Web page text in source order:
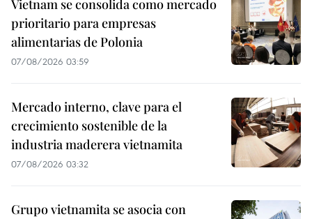
Vietnam se consolida como mercado
prioritario para empresas
alimentarias de Polonia
07/08/2026 03:59
Mercado interno, clave para el
crecimiento sostenible de la
industria maderera vietnamita
07/08/2026 03:32
Grupo vietnamita se asocia con